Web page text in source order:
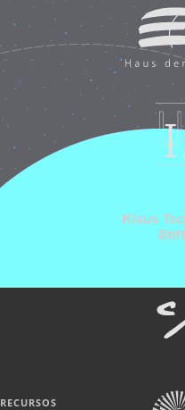
RECURSOS